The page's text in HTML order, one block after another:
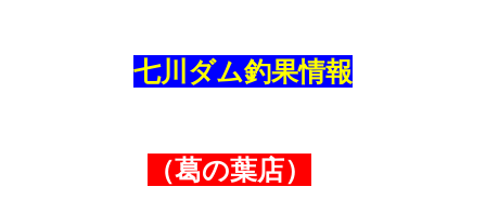
七川ダム釣果情報
（葛の葉店）